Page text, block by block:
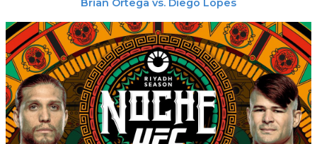
Brian Ortega vs. Diego Lopes